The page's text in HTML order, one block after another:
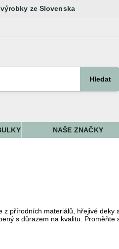
Hledat
NAŠE ZNAČKY
z přírodních materiálů, hřejivé
s důrazem na kvalitu.